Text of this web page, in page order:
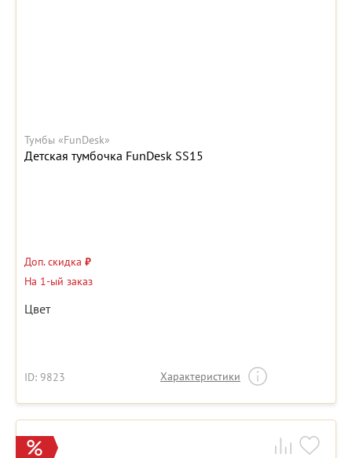
Тумбы «FunDesk»
Детская тумбочка FunDesk SS15
Доп. скидка ₽
На 1-ый заказ
Цвет
ID: 9823 Характеристики